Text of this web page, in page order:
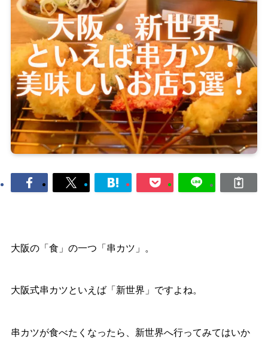
大阪の「食」の一つ「串カツ」。
大阪式串カツといえば「新世界」ですよね。
串カツが食べたくなったら、新世界へ行ってみてはいか